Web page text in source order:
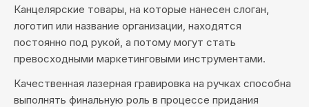
Канцелярские товары, на которые нанесен слоган,
логотип или название организации, находятся
постоянно под рукой, а потому могут стать
превосходными маркетинговыми инструментами.
Качественная лазерная гравировка на ручках способна
выполнять финальную роль в процессе придания